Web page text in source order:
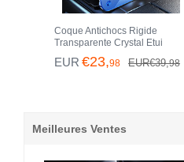
Coque Antichocs Rigide
Transparente Crystal Etui
Housse Degrade QC2 pour
Apple iPhone 13 Pro Max Bleu
EUR €23,98 EUR€39,98
Meilleures Ventes